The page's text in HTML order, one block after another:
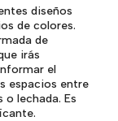
diseños
de colores.
de
irás
el
espacios entre
lechada. Es